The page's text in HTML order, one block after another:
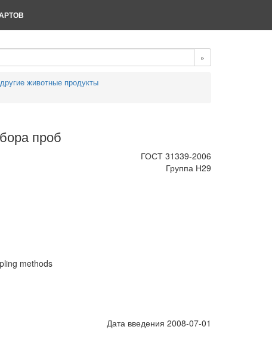
»
животные продукты
проб
ГОСТ 31339-2006
Группа Н29
methods
Дата введения 2008-07-01